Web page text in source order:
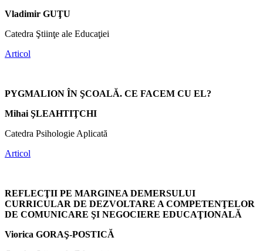
Vladimir GUŢU
Catedra Ştiinţe ale Educaţiei
Articol
PYGMALION ÎN ŞCOALĂ. CE FACEM CU EL?
Mihai ŞLEAHTIŢCHI
Catedra Psihologie Aplicată
Articol
REFLECŢII PE MARGINEA DEMERSULUI
CURRICULAR DE DEZVOLTARE A COMPETENŢELOR
DE COMUNICARE ŞI NEGOCIERE EDUCAŢIONALĂ
Viorica GORAŞ-POSTICĂ